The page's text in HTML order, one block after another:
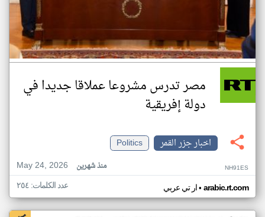
مصر تدرس مشروعا عملاقا جديدا في
دولة إفريقية
اخبار جزر القمر
Politics
May 24, 2026
منذ شهرين NH91ES
ار تي عربي• arabic.rt.com عدد الكلمات: ٢٥٤